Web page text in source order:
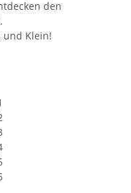
den
und Klein!